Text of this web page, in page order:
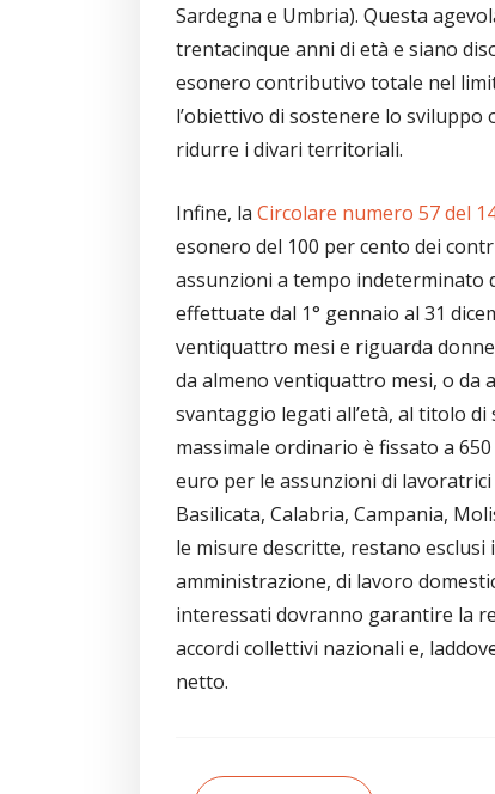
Sardegna e Umbria). Questa
trentacinque anni di età e siano
esonero contributivo totale nel
l’obiettivo di sostenere lo sviluppo
ridurre i divari territoriali.
Infine, la Circolare numero 57 del
esonero del 100 per cento dei
assunzioni a tempo indeterminato
effettuate dal 1° gennaio al 31
ventiquattro mesi e riguarda
da almeno ventiquattro mesi, o da
svantaggio legati all’età, al titolo
massimale ordinario è fissato a
euro per le assunzioni di
Basilicata, Calabria, Campania,
le misure descritte, restano
amministrazione, di lavoro
interessati dovranno garantire la
accordi collettivi nazionali e,
netto.